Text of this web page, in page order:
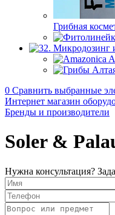
Грибная
0 Сравнить выбранные
Интернет магазин
Бренды и производители
Soler &
Нужна консультация?